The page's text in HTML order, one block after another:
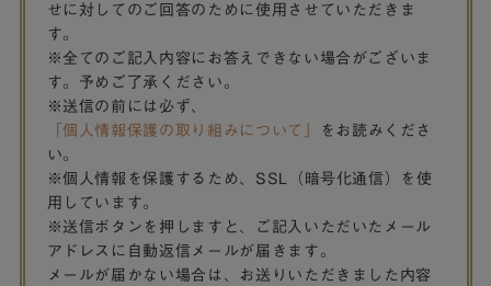
せに対してのご回答のために使用させていただきま
す。
※全てのご記入内容にお答えできない場合がございま
す。予めご了承ください。
※送信の前には必ず、
「個人情報保護の取り組みについて」
をお読みくださ
い。
※個人情報を保護するため、SSL（暗号化通信）を使
用しています。
※送信ボタンを押しますと、ご記入いただいたメール
アドレスに自動返信メールが届きます。
メールが届かない場合は、お送りいただきました内容